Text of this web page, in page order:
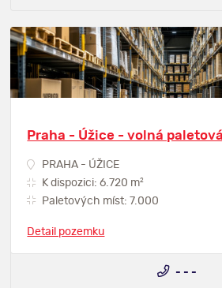
Praha - Úžice - volná
PRAHA - ÚŽICE
K dispozici: 6.720 m2
Paletových míst: 7.000
Detail pozemku
- - -